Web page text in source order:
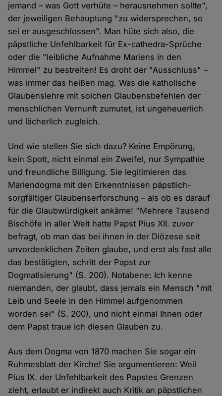
jemand – was Gott verhüte – herausnehmen sollte",
der jeweiligen Behauptung "zu widersprechen, so
sei er ausgeschlossen". Man hüte sich also, die
päpstliche Unfehlbarkeit für Ex-cathedra-Sprüche
oder die "leibliche Aufnahme Mariens in den
Himmel" zu bestreiten! Es droht der "Ausschluss" –
was immer das heißen mag. Was die katholische
Glaubenslehre mit solchen Glaubensbefehlen der
menschlichen Vernunft zumutet, ist ungeheuerlich
und lächerlich zugleich.
Und wie stellen Sie sich dazu? Keine Empörung,
kein Spott, nicht einmal ein Zweifel, nur Sympathie
und freundliche Billigung. Sie legitimieren das
Mariendogma mit den Erkenntnissen päpstlich-
sorgfältiger Glaubenserforschung – als ob es darauf
für die Glaubwürdigkeit ankäme! "Mehrere Tausend
Bischöfe in aller Welt hatte Papst Pius XII. zuvor
befragt, ob man das bei ihnen in der Diözese seit
unvordenklichen Zeiten glaube, und erst als fast alle
das bestätigten, schritt der Papst zur
Dogmatisierung" (S. 200). Notabene: Ich kenne
niemanden, der glaubt, dass jemals ein Mensch "mit
Leib und Seele in den Himmel aufgenommen
worden sei" (S. 200), und nicht einmal Ihnen oder
dem Papst traue ich diesen Glauben zu.
Aus dem Dogma von 1870 machen Sie sogar ein
Ruhmesblatt der Kirche! Sie argumentieren: Weil
Pius IX. der Unfehlbarkeit des Papstes Grenzen
zieht, erlaubt er indirekt auch Kritik an päpstlichen